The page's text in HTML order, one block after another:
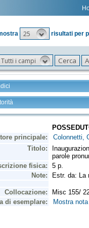
25 risultati per
Tutti i campi